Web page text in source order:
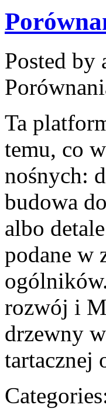
Posted by
Ta
temu, co
nośnych:
budowa
albo
podane w
rozwój i
drzewny
tartacznej